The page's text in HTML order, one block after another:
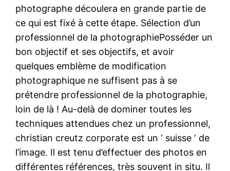
photographe découlera en grande partie de
ce qui est fixé à cette étape. Sélection d’un
professionnel de la photographiePosséder un
bon objectif et ses objectifs, et avoir
quelques emblème de modification
photographique ne suffisent pas à se
prétendre professionnel de la photographie,
loin de là ! Au-delà de dominer toutes les
techniques attendues chez un professionnel,
christian creutz corporate est un ‘ suisse ‘ de
l’image. Il est tenu d’effectuer des photos en
différentes références, très souvent in situ. Il